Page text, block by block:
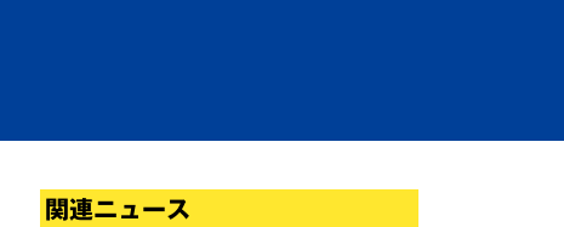
関連ニュース